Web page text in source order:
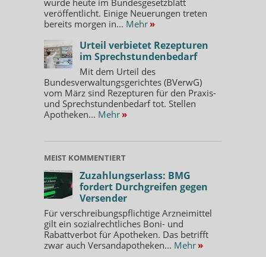
veröffentlicht. Einige Neuerungen treten
bereits morgen in... Mehr »
Urteil verbietet Rezepturen
im Sprechstundenbedarf
Mit dem Urteil des
Bundesverwaltungsgerichtes (BVerwG)
vom März sind Rezepturen für den Praxis-
und Sprechstundenbedarf tot. Stellen
Apotheken... Mehr »
MEIST KOMMENTIERT
Zuzahlungserlass: BMG
fordert Durchgreifen gegen
Versender
Für verschreibungspflichtige Arzneimittel
gilt ein sozialrechtliches Boni- und
Rabattverbot für Apotheken. Das betrifft
zwar auch Versandapotheken... Mehr »